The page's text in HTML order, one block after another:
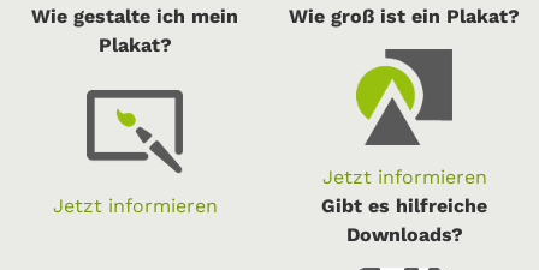
Wie gestalte ich mein
Plakat?
Jetzt informieren
Wie groß ist ein Plakat?
Jetzt informieren
Gibt es hilfreiche
Downloads?